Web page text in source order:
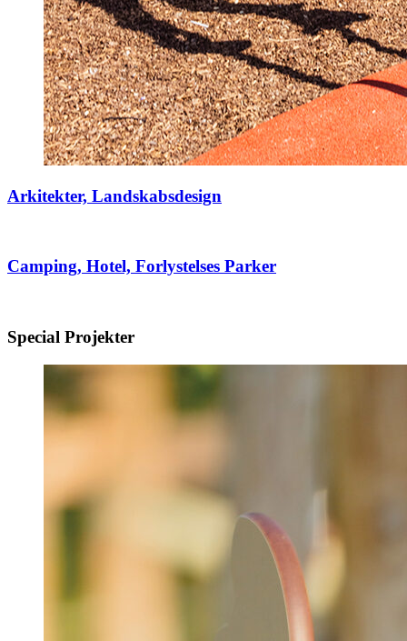
Arkitekter, Landskabsdesign
Camping, Hotel, Forlystelses Parker
Special Projekter